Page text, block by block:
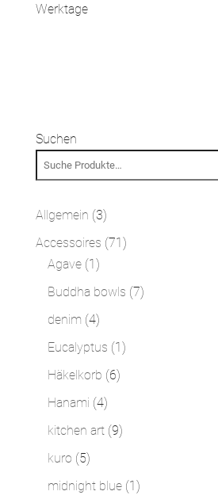
Werktage
Suchen
Allgemein 33
Produkte
Accessoires 7171
Agave 11
Produkt
Buddha bowls 77
denim 44
Produkte
Eucalyptus 11
Häkelkorb 66
Hanami 44
Produkte
kitchen art 99
kuro 55
Produkte
midnight blue 11